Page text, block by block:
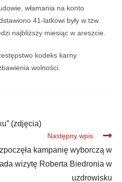
włamania na konto
41-latkowi były w tzw.
najbliższy miesiąc w areszcie.
kodeks karny
wolności.
(zdjęcia)
Następny wpis
kampanię wyborczą w
wizytę Roberta Biedronia w
uzdrowisku